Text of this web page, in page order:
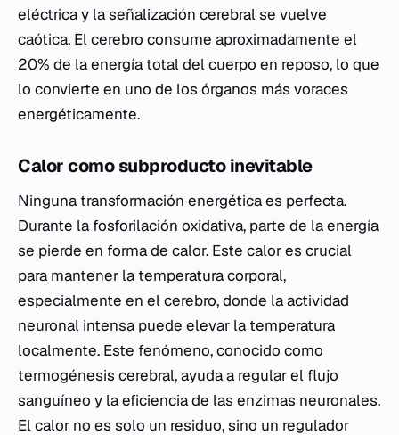
eléctrica y la señalización cerebral se vuelve
caótica. El cerebro consume aproximadamente el
20% de la energía total del cuerpo en reposo, lo que
lo convierte en uno de los órganos más voraces
energéticamente.
Calor como subproducto inevitable
Ninguna transformación energética es perfecta.
Durante la fosforilación oxidativa, parte de la energía
se pierde en forma de calor. Este calor es crucial
para mantener la temperatura corporal,
especialmente en el cerebro, donde la actividad
neuronal intensa puede elevar la temperatura
localmente. Este fenómeno, conocido como
termogénesis cerebral, ayuda a regular el flujo
sanguíneo y la eficiencia de las enzimas neuronales.
El calor no es solo un residuo, sino un regulador